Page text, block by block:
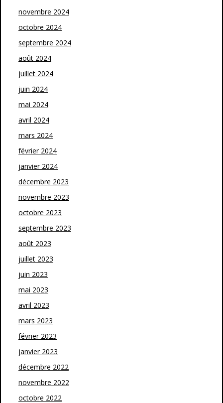
novembre 2024
octobre 2024
septembre 2024
août 2024
juillet 2024
juin 2024
mai 2024
avril 2024
mars 2024
février 2024
janvier 2024
décembre 2023
novembre 2023
octobre 2023
septembre 2023
août 2023
juillet 2023
juin 2023
mai 2023
avril 2023
mars 2023
février 2023
janvier 2023
décembre 2022
novembre 2022
octobre 2022